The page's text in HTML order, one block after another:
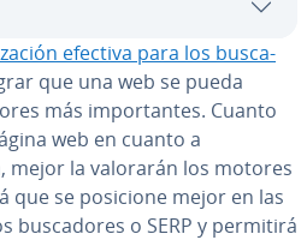
efectiva para los bu­s­ca­
que una web se pueda
más im­po­r­ta­n­tes. Cuanto
web en cuanto a
mejor la valorarán los motores
que se posicione mejor en las
bu­s­ca­do­res o SERP y permitirá